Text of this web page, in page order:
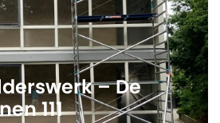
– De
111